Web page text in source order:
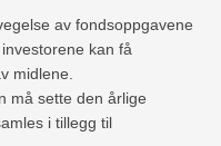
av fondsoppgavene
kan få
midlene.
må sette den årlige
i tillegg til